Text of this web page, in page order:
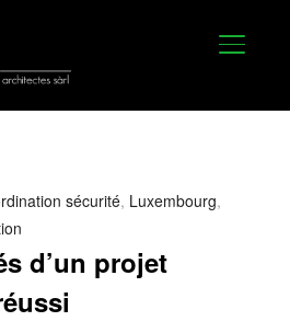
sécurité, Luxembourg,
d’un projet